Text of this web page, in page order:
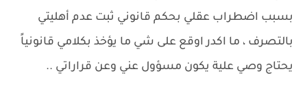
بسبب اضطراب عقلي بحكم قانوني ثبت عدم أهليتي
بالتصرف ، ما اكدر اوقع على شي ما يؤخذ بكلامي قانونياً
يحتاج وصي علية يكون مسؤول عني وعن قراراتي ..